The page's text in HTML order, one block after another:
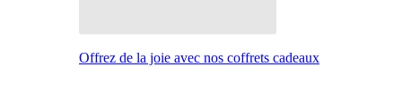
Offrez de la joie avec nos coffrets cadeaux